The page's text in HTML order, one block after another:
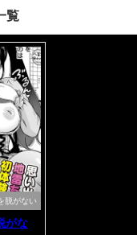
覧
脱がない
がな